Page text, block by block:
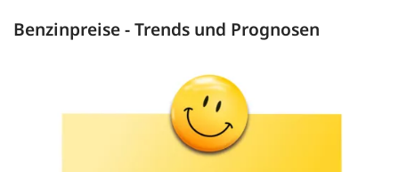
Benzinpreise - Trends und Prognosen